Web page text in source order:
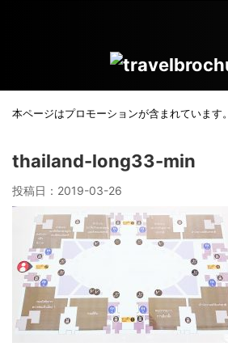
本ページはプロモーションが含まれています。
thailand-long33-min
投稿日： 2019-03-26